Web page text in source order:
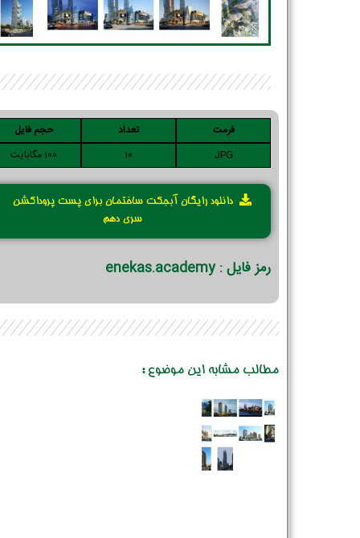
دانلود رایگان آبجکت ساختمان برای پست پروداکشن
سری دهم
رمز فایل : enekas.academy
فرمت تعداد
حجم فایل
JPG
10 100 مگابایت
مطالب مشابه این موضوع :